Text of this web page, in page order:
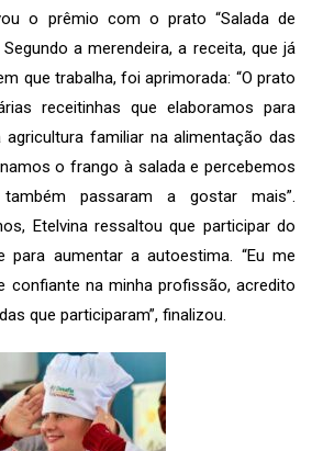
o prêmio com o prato “Salada de
a merendeira, a receita, que já
que trabalha, foi aprimorada: “O prato
receitinhas que elaboramos para
familiar na alimentação das
o frango à salada e percebemos
passaram a gostar mais”.
Etelvina ressaltou que participar do
para aumentar a autoestima. “Eu me
confiante na minha profissão, acredito
que participaram”, finalizou.